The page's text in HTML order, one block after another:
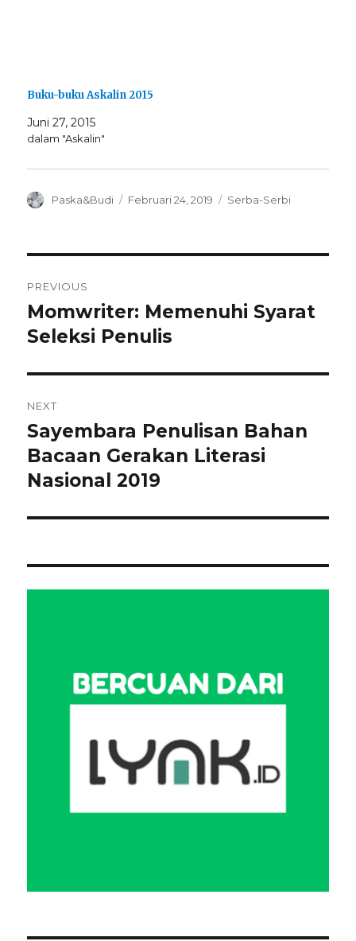
Buku-buku Askalin 2015
Juni 27, 2015
dalam "Askalin"
Author
Paska&Budi
Posted
Februari 24, 2019 Categories
Serba-Serbi
pos
PREVIOUS
Previous
post:
Momwriter: Memenuhi Syarat
Seleksi Penulis
NEXT
Next
post:
Sayembara Penulisan Bahan
Bacaan Gerakan Literasi
Nasional 2019